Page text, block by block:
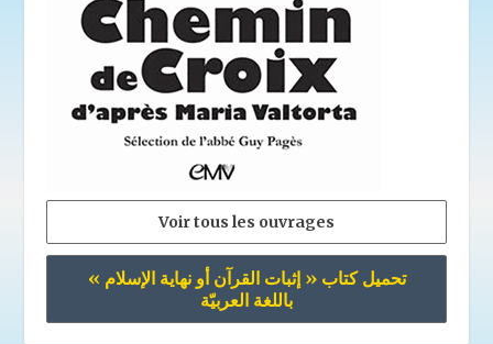
Voir tous les ouvrages
تحميل كتاب « إثبات القرآن أو نهاية الإسلام »
باللغة العربيّة